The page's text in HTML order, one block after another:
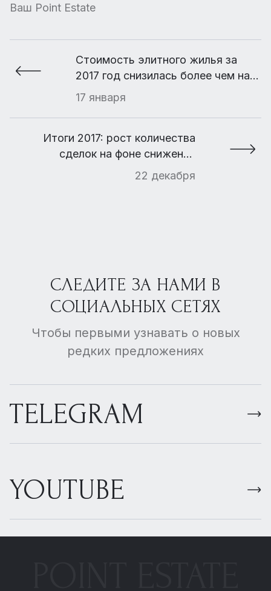
Ваш Point Estate
Стоимость элитного жилья за
2017 год снизилась более чем на
четверть
17 января
Итоги 2017: рост количества
сделок на фоне снижения
бюджетов предложения
22 декабря
СЛЕДИТЕ ЗА НАМИ В
СОЦИАЛЬНЫХ СЕТЯХ
Чтобы первыми узнавать о новых
редких предложениях
TELEGRAM
YOUTUBE